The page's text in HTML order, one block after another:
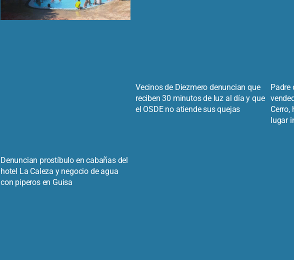
Denuncian prostíbulo en cabañas del
hotel La Caleza y negocio de agua
con piperos en Guisa
Vecinos de Diezmero denuncian que
reciben 30 minutos de luz al día y que
el OSDE no atiende sus quejas
Padre
Cerro,
lugar